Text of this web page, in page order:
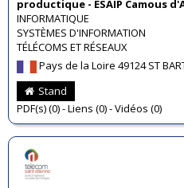
productique - ESAIP Camous
INFORMATIQUE
SYSTÈMES D'INFORMATION
TÉLÉCOMS ET RÉSEAUX
Pays de la Loire 49124 ST
Stand
PDF(s) (0) - Liens (0) - Vidéos (0)